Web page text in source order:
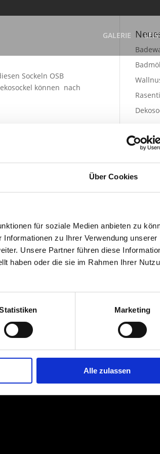
Über Cookies
für soziale Medien anbieten zu
zu Ihrer Verwendung unserer
Unsere Partner führen diese
haben oder die sie im Rahmen Ihrer
Marketing
Alle zulassen
GALERIE
Sockeln OSB
können nach
aus Bocholt